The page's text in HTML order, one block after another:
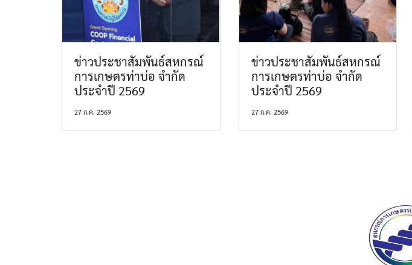
ข่าวประชาสัมพันธ์สหกรณ์
การเกษตรท่าบ่อ จำกัด
ประจำปี 2569
27 ก.ค. 2569
ข่าวประชาสัมพันธ์สหกรณ์
การเกษตรท่าบ่อ จำกัด
ประจำปี 2569
27 ก.ค. 2569